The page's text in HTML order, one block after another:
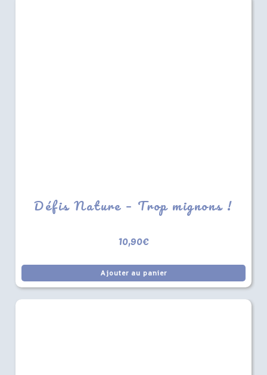
Défis Nature – Trop mignons !
10,90€
Ajouter au panier